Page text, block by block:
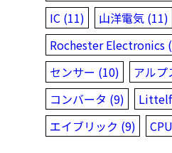
IC (11)
山洋電気 (11)
Rochester Electronics
センサー (10)
アルプ
コンバータ (9)
エイブリック (9)